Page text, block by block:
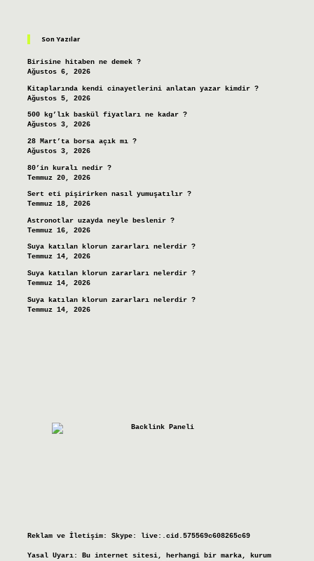
Son Yazılar
Birisine hitaben ne demek ?
Ağustos 6, 2026
Kitaplarında kendi cinayetlerini anlatan yazar kimdir ?
Ağustos 5, 2026
500 kg’lık baskül fiyatları ne kadar ?
Ağustos 3, 2026
28 Mart’ta borsa açık mı ?
Ağustos 3, 2026
80’in kuralı nedir ?
Temmuz 20, 2026
Sert eti pişirirken nasıl yumuşatılır ?
Temmuz 18, 2026
Astronotlar uzayda neyle beslenir ?
Temmuz 16, 2026
Suya katılan klorun zararları nelerdir ?
Temmuz 14, 2026
Suya katılan klorun zararları nelerdir ?
Temmuz 14, 2026
Suya katılan klorun zararları nelerdir ?
Temmuz 14, 2026
Reklam ve İletişim: Skype: live:.cid.575569c608265c69
Yasal Uyarı:
Bu internet sitesi, herhangi bir marka, kurum